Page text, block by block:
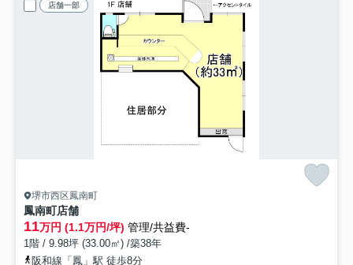
店舗一部
堺市西区鳳南町
鳳南町店舗
11万円 (1.1万円/坪) 管理/共益費-
1階 / 9.98坪 (33.00㎡) /築38年
阪和線「鳳」駅 徒歩8分